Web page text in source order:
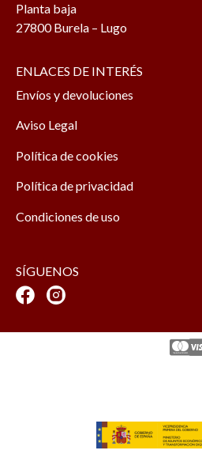
Planta baja
27800 Burela – Lugo
ENLACES DE INTERÉS
Envíos y devoluciones
Aviso Legal
Política de cookies
Política de privacidad
Condiciones de uso
SÍGUENOS